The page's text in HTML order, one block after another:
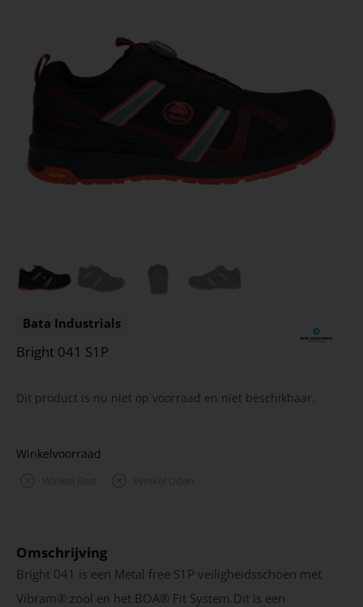
Bata Industrials
Bright 041 S1P
Dit product is nu niet op voorraad en niet beschikbaar.
Winkelvoorraad
Omschrijving
Bright 041 is een Metal free S1P veiligheidsschoen met
Vibram® zool en het BOA® Fit System.Dit is een